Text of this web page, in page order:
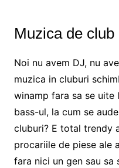
Muzica de club
Noi nu avem DJ, nu
muzica in cluburi
winamp fara sa se uite
bass-ul, la cum se
cluburi? E total trendy
procariile de piese ale
fara nici un gen sau sa